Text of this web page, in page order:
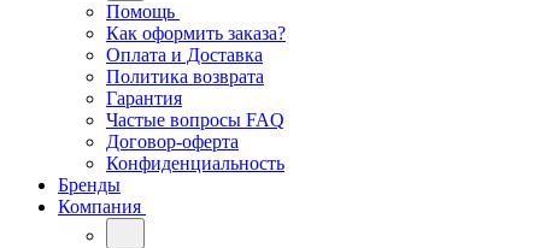
Помощь
Как оформить заказа?
Оплата и Доставка
Политика возврата
Гарантия
Частые вопросы FAQ
Договор-оферта
Конфиденциальность
Бренды
Компания